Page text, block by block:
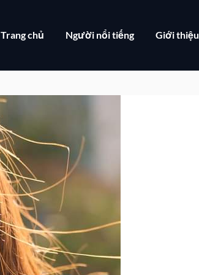
Trang chủ Người nổi tiếng Giới thiệu